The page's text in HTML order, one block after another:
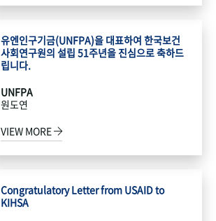
유엔인구기금(UNFPA)을 대표하여 한국보건
사회연구원의 설립 51주년을 진심으로 축하드
립니다.
UNFPA
원도연
VIEW MORE
Congratulatory Letter from USAID to
KIHSA